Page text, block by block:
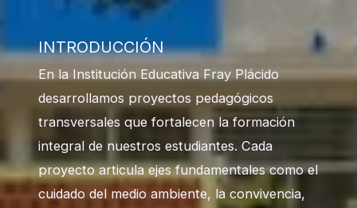
INTRODUCCIÓN
En la Institución Educativa Fray Plácido
desarrollamos proyectos pedagógicos
transversales que fortalecen la formación
integral de nuestros estudiantes. Cada
proyecto articula ejes fundamentales como el
cuidado del medio ambiente, la convivencia,